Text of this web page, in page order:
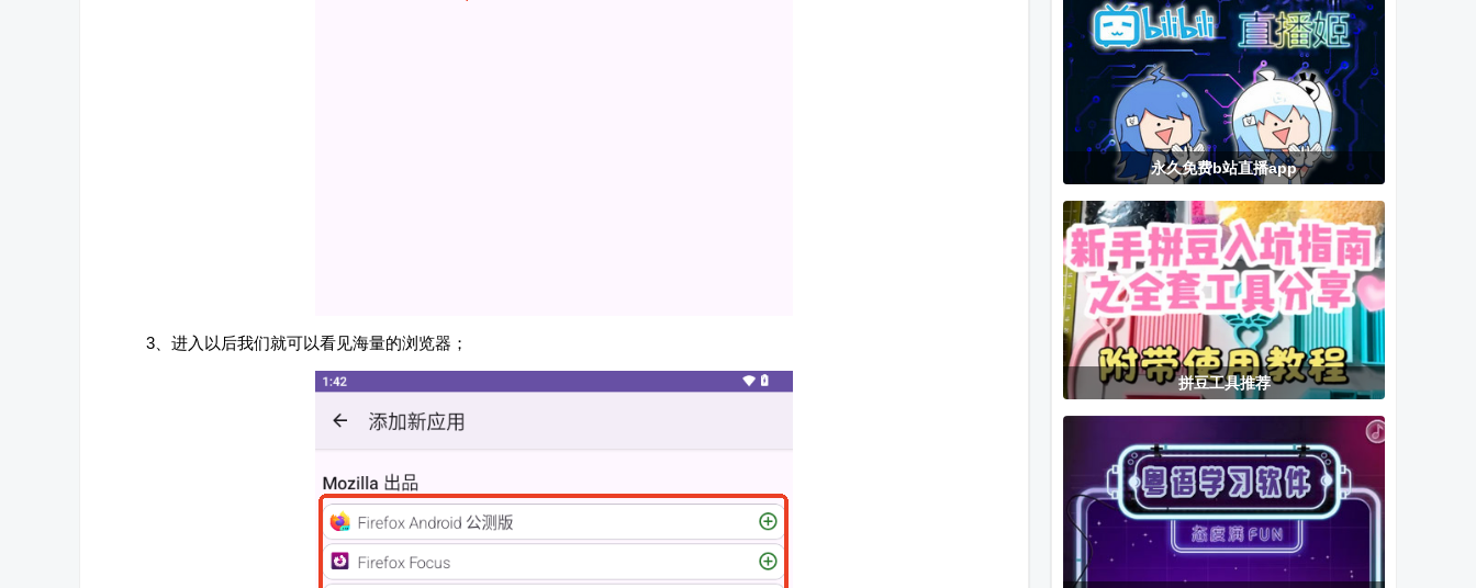
3、进入以后我们就可以看见海量的浏览器；
Tracker)
永久免费b站直播app
拼豆工具推荐